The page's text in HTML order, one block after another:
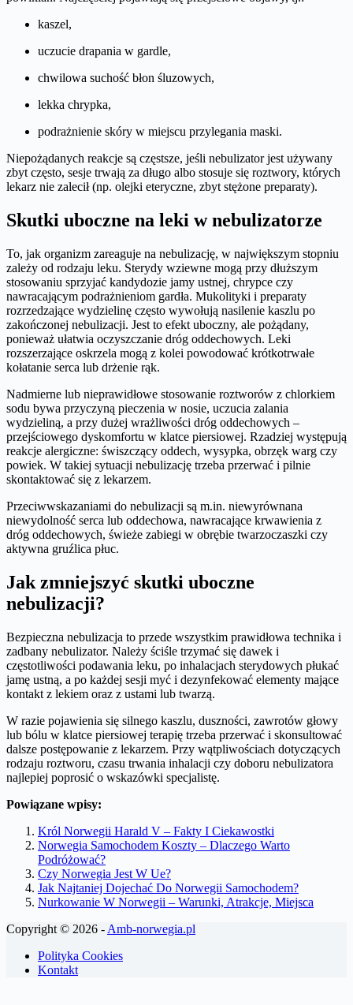
kaszel,
uczucie drapania w gardle,
chwilowa suchość błon śluzowych,
lekka chrypka,
podrażnienie skóry w miejscu przylegania maski.
Niepożądanych reakcje są częstsze, jeśli nebulizator jest używany
zbyt często, sesje trwają za długo albo stosuje się roztwory, których
lekarz nie zalecił (np. olejki eteryczne, zbyt stężone preparaty).
​Skutki uboczne na leki w nebulizatorze
To, jak organizm zareaguje na nebulizację, w największym stopniu
zależy od rodzaju leku. Sterydy wziewne mogą przy dłuższym
stosowaniu sprzyjać kandydozie jamy ustnej, chrypce czy
nawracającym podrażnieniom gardła. Mukolityki i preparaty
rozrzedzające wydzielinę często wywołują nasilenie kaszlu po
zakończonej nebulizacji. Jest to efekt uboczny, ale pożądany,
ponieważ ułatwia oczyszczanie dróg oddechowych. Leki
rozszerzające oskrzela mogą z kolei powodować krótkotrwałe
kołatanie serca lub drżenie rąk.
Nadmierne lub nieprawidłowe stosowanie roztworów z chlorkiem
sodu bywa przyczyną pieczenia w nosie, uczucia zalania
wydzieliną, a przy dużej wrażliwości dróg oddechowych –
przejściowego dyskomfortu w klatce piersiowej. Rzadziej występują
reakcje alergiczne: świszczący oddech, wysypka, obrzęk warg czy
powiek. W takiej sytuacji nebulizację trzeba przerwać i pilnie
skontaktować się z lekarzem.
Przeciwwskazaniami do nebulizacji są m.in. niewyrównana
niewydolność serca lub oddechowa, nawracające krwawienia z
dróg oddechowych, świeże zabiegi w obrębie twarzoczaszki czy
aktywna gruźlica płuc.
​Jak zmniejszyć skutki uboczne
nebulizacji?
Bezpieczna nebulizacja to przede wszystkim prawidłowa technika i
zadbany nebulizator. Należy ściśle trzymać się dawek i
częstotliwości podawania leku, po inhalacjach sterydowych płukać
jamę ustną, a po każdej sesji myć i dezynfekować elementy mające
kontakt z lekiem oraz z ustami lub twarzą.
W razie pojawienia się silnego kaszlu, duszności, zawrotów głowy
lub bólu w klatce piersiowej terapię trzeba przerwać i skonsultować
dalsze postępowanie z lekarzem. Przy wątpliwościach dotyczących
rodzaju roztworu, czasu trwania inhalacji czy doboru nebulizatora
najlepiej poprosić o wskazówki specjalistę.
Powiązane wpisy:
Król Norwegii Harald V – Fakty I Ciekawostki
Norwegia Samochodem Koszty – Dlaczego Warto
Podróżować?
Czy Norwegia Jest W Ue?
Jak Najtaniej Dojechać Do Norwegii Samochodem?
Nurkowanie W Norwegii – Warunki, Atrakcje, Miejsca
Copyright © 2026 - Amb-norwegia.pl
Polityka Cookies
Kontakt